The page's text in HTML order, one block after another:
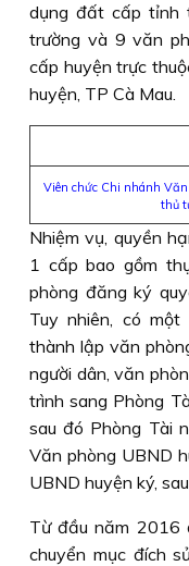
dụng đất cấp tỉnh
trường và 9 văn
cấp huyện trực
huyện, TP Cà Mau.
Viên chức Chi nhánh
thủ
Nhiệm vụ, quyền
1 cấp bao gồm
phòng đăng ký
Tuy nhiên, có
thành lập văn
người dân, văn
trình sang Phòng
sau đó Phòng Tài
Văn phòng UBND
UBND huyện ký,
Từ đầu năm 2016
chuyển mục đích